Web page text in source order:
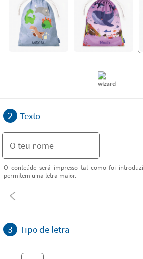
2 Texto
O conteúdo será impresso tal como foi
permitem uma letra maior.
3 Tipo de letra